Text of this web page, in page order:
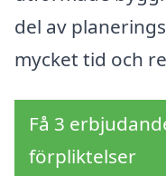
del av
mycket tid och
Få 3
förpliktelser